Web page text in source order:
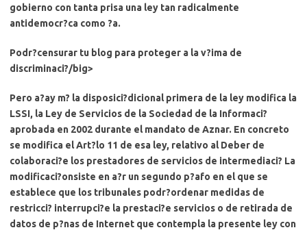
gobierno con tanta prisa una ley tan radicalmente
antidemocr?ca como ?a.
Podr?censurar tu blog para proteger a la v?ima de
discriminaci?/big>
Pero a?ay m? la disposici?dicional primera de la ley modifica la
LSSI, la Ley de Servicios de la Sociedad de la Informaci?
aprobada en 2002 durante el mandato de Aznar. En concreto
se modifica el Art?lo 11 de esa ley, relativo al Deber de
colaboraci?e los prestadores de servicios de intermediaci? La
modificaci?onsiste en a?r un segundo p?afo en el que se
establece que los tribunales podr?ordenar medidas de
restricci? interrupci?e la prestaci?e servicios o de retirada de
datos de p?nas de Internet que contempla la presente ley con